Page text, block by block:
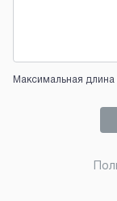
Максимальная длина